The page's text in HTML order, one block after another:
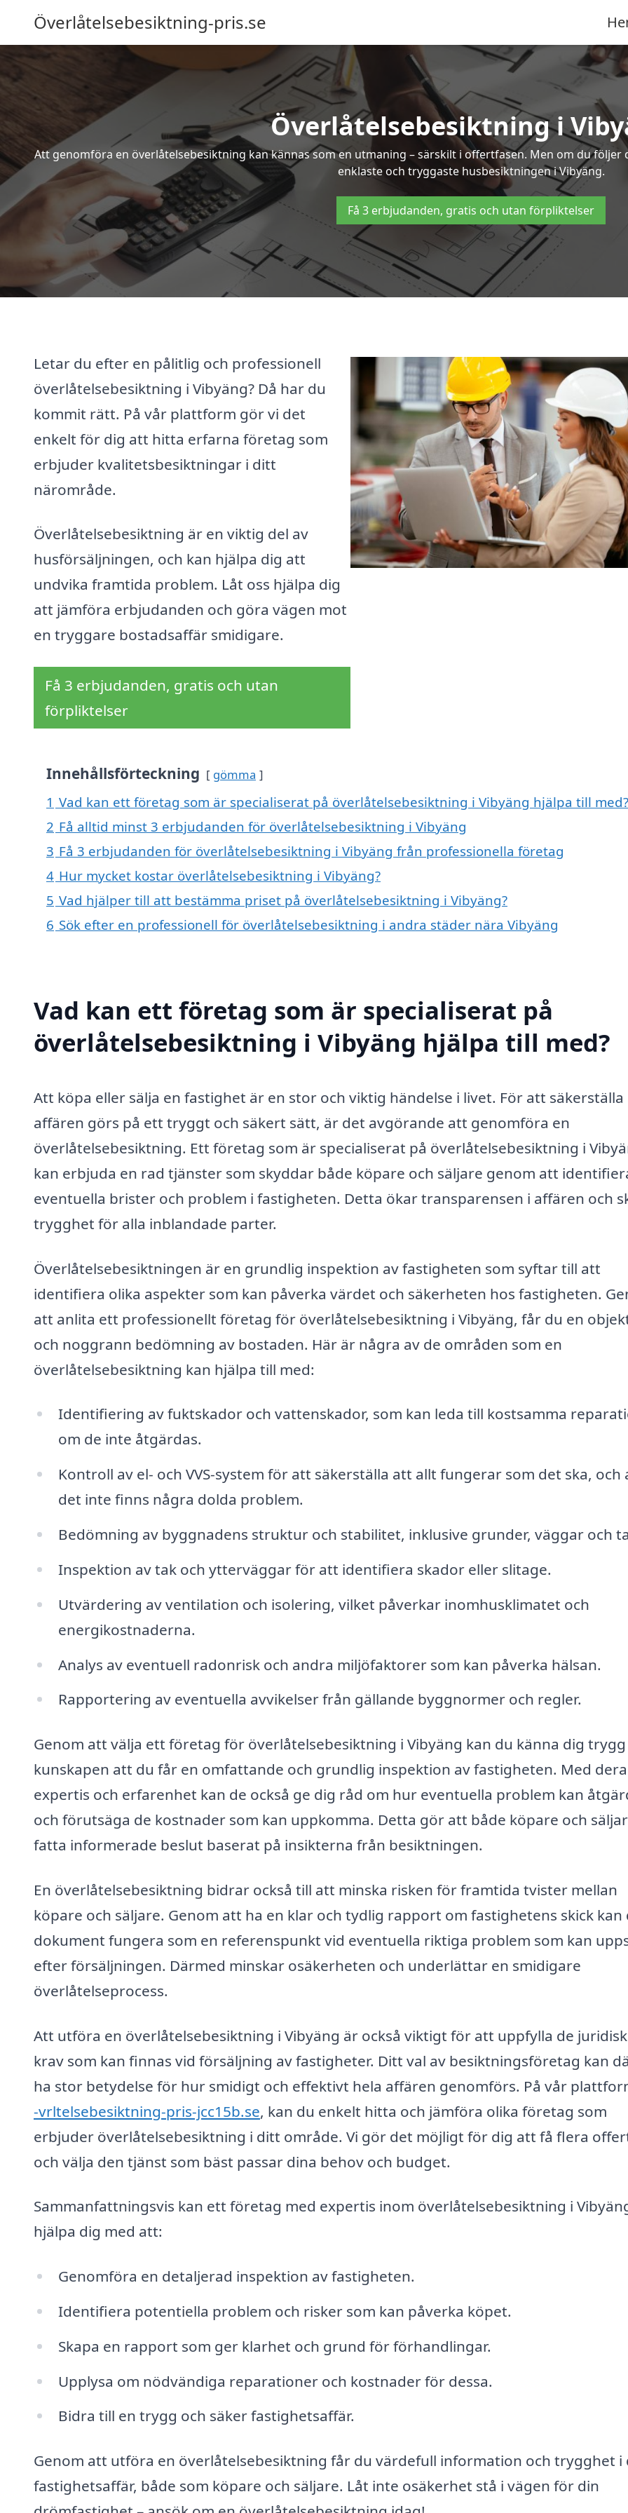
Överlåtelsebesiktning-pris.se
Överlåtelsebesiktning i
Att genomföra en överlåtelsebesiktning kan kännas som en utmaning – särskilt i offertfasen. Men om du
enklaste och tryggaste husbesiktningen i Vibyäng.
Få 3 erbjudanden, gratis och utan förpliktelser
Letar du efter en pålitlig och professionell
överlåtelsebesiktning i Vibyäng? Då har du
kommit rätt. På vår plattform gör vi det
enkelt för dig att hitta erfarna företag som
erbjuder kvalitetsbesiktningar i ditt
närområde.
Överlåtelsebesiktning är en viktig del av
husförsäljningen, och kan hjälpa dig att
undvika framtida problem. Låt oss hjälpa dig
att jämföra erbjudanden och göra vägen mot
en tryggare bostadsaffär smidigare.
Få 3 erbjudanden, gratis och utan
förpliktelser
Innehållsförteckning gömma
1 Vad kan ett företag som är specialiserat på överlåtelsebesiktning i Vibyäng hjälpa till med?
2 Få alltid minst 3 erbjudanden för överlåtelsebesiktning i Vibyäng
3 Få 3 erbjudanden för överlåtelsebesiktning i Vibyäng från professionella företag
4 Hur mycket kostar överlåtelsebesiktning i Vibyäng?
5 Vad hjälper till att bestämma priset på överlåtelsebesiktning i Vibyäng?
6 Sök efter en professionell för överlåtelsebesiktning i andra städer nära Vibyäng
Vad kan ett företag som är specialiserat på
överlåtelsebesiktning i Vibyäng hjälpa till med?
Att köpa eller sälja en fastighet är en stor och viktig händelse i livet. För att
affären görs på ett tryggt och säkert sätt, är det avgörande att genomföra en
överlåtelsebesiktning. Ett företag som är specialiserat på överlåtelsebesiktning i
kan erbjuda en rad tjänster som skyddar både köpare och säljare genom att
eventuella brister och problem i fastigheten. Detta ökar transparensen i affären och
trygghet för alla inblandade parter.
Överlåtelsebesiktningen är en grundlig inspektion av fastigheten som syftar till att
identifiera olika aspekter som kan påverka värdet och säkerheten hos fastigheten.
att anlita ett professionellt företag för överlåtelsebesiktning i Vibyäng, får du en
och noggrann bedömning av bostaden. Här är några av de områden som en
överlåtelsebesiktning kan hjälpa till med:
Identifiering av fuktskador och vattenskador, som kan leda till kostsamma
om de inte åtgärdas.
Kontroll av el- och VVS-system för att säkerställa att allt fungerar som det ska, och
det inte finns några dolda problem.
Bedömning av byggnadens struktur och stabilitet, inklusive grunder, väggar och
Inspektion av tak och ytterväggar för att identifiera skador eller slitage.
Utvärdering av ventilation och isolering, vilket påverkar inomhusklimatet och
energikostnaderna.
Analys av eventuell radonrisk och andra miljöfaktorer som kan påverka hälsan.
Rapportering av eventuella avvikelser från gällande byggnormer och regler.
Genom att välja ett företag för överlåtelsebesiktning i Vibyäng kan du känna dig
kunskapen att du får en omfattande och grundlig inspektion av fastigheten. Med
expertis och erfarenhet kan de också ge dig råd om hur eventuella problem kan
och förutsäga de kostnader som kan uppkomma. Detta gör att både köpare och
fatta informerade beslut baserat på insikterna från besiktningen.
En överlåtelsebesiktning bidrar också till att minska risken för framtida tvister mellan
köpare och säljare. Genom att ha en klar och tydlig rapport om fastighetens skick
dokument fungera som en referenspunkt vid eventuella riktiga problem som kan
efter försäljningen. Därmed minskar osäkerheten och underlättar en smidigare
överlåtelseprocess.
Att utföra en överlåtelsebesiktning i Vibyäng är också viktigt för att uppfylla de
krav som kan finnas vid försäljning av fastigheter. Ditt val av besiktningsföretag kan
ha stor betydelse för hur smidigt och effektivt hela affären genomförs. På vår
-vrltelsebesiktning-pris-jcc15b.se, kan du enkelt hitta och jämföra olika företag som
erbjuder överlåtelsebesiktning i ditt område. Vi gör det möjligt för dig att få flera
och välja den tjänst som bäst passar dina behov och budget.
Sammanfattningsvis kan ett företag med expertis inom överlåtelsebesiktning i
hjälpa dig med att:
Genomföra en detaljerad inspektion av fastigheten.
Identifiera potentiella problem och risker som kan påverka köpet.
Skapa en rapport som ger klarhet och grund för förhandlingar.
Upplysa om nödvändiga reparationer och kostnader för dessa.
Bidra till en trygg och säker fastighetsaffär.
Genom att utföra en överlåtelsebesiktning får du värdefull information och trygghet i
fastighetsaffär, både som köpare och säljare. Låt inte osäkerhet stå i vägen för din